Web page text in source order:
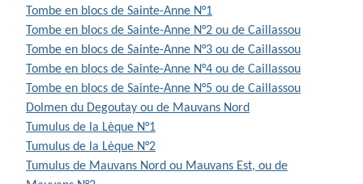
Tombe en blocs de Sainte-Anne N°1
Tombe en blocs de Sainte-Anne N°2 ou de Caillassou
Tombe en blocs de Sainte-Anne N°3 ou de Caillassou
Tombe en blocs de Sainte-Anne N°4 ou de Caillassou
Tombe en blocs de Sainte-Anne N°5 ou de Caillassou
Dolmen du Degoutay ou de Mauvans Nord
Tumulus de la Lèque N°1
Tumulus de la Lèque N°2
Tumulus de Mauvans Nord ou Mauvans Est, ou de